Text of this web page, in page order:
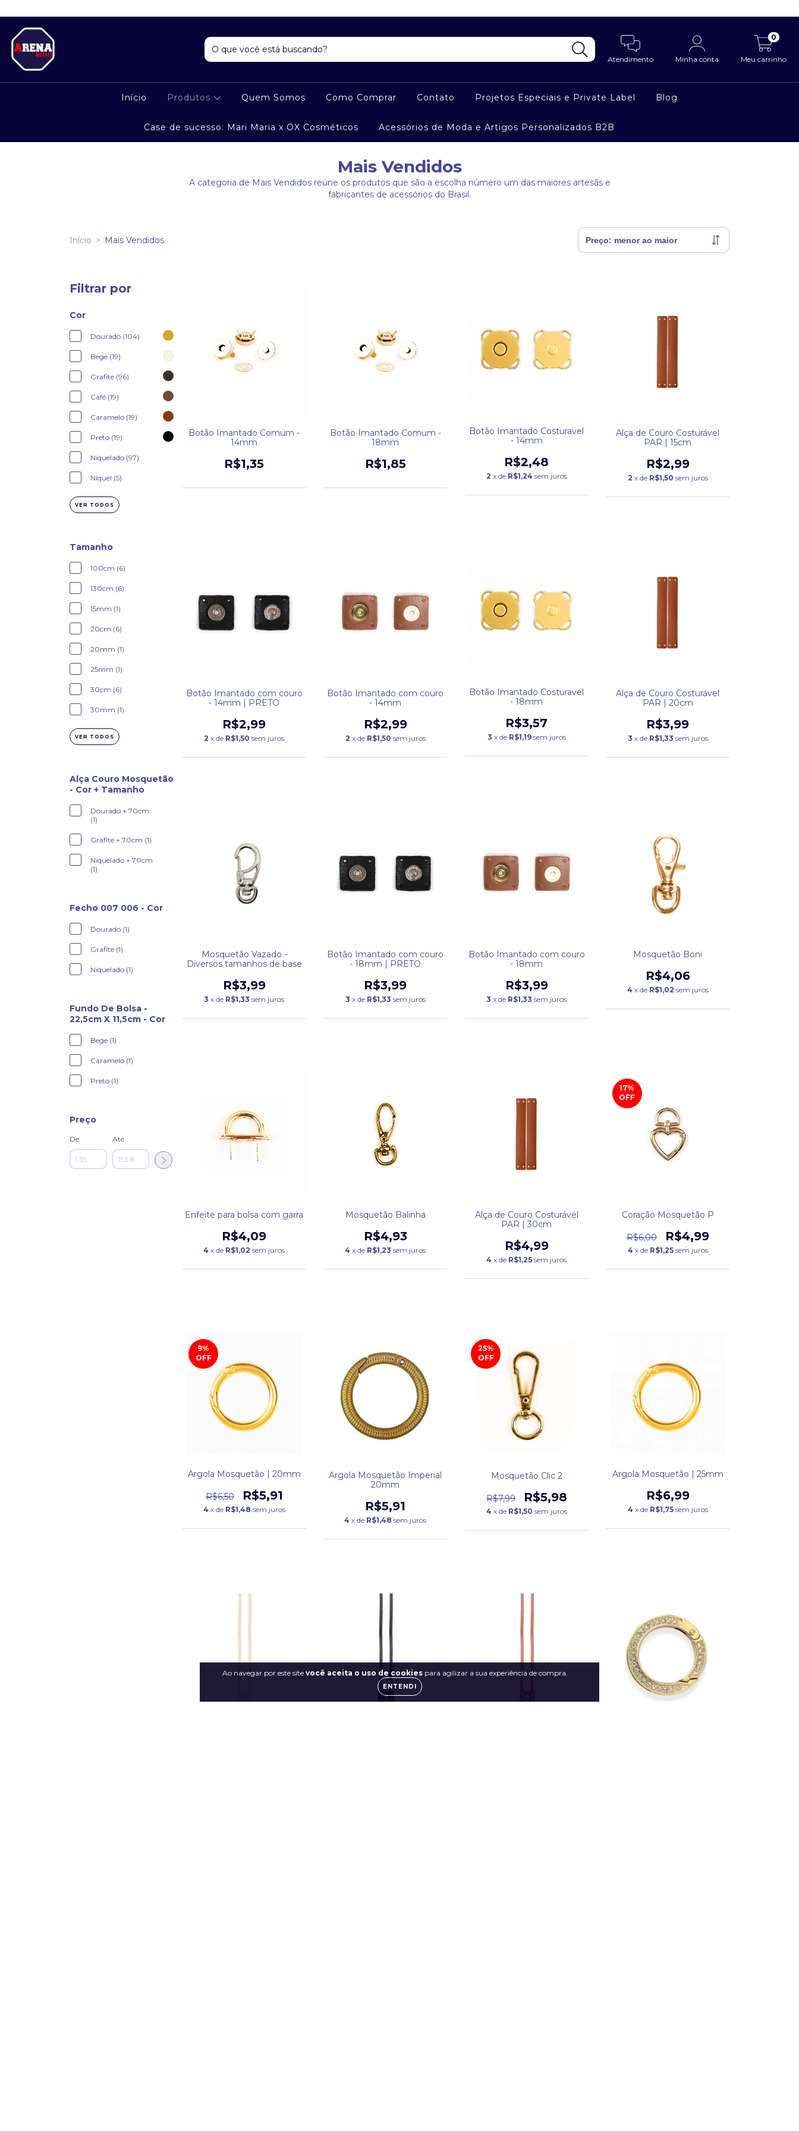
Atendimento Minha conta Meu carrinho
0
Início Produtos Quem Somos Como Comprar Contato Projetos Especiais e Private Label Blog
Case de sucesso: Mari Maria x OX Cosméticos Acessórios de Moda e Artigos Personalizados B2B
Ao navegar por este site você aceita o uso de cookiespara agilizar a sua experiência de compra.
ENTENDI
Mais Vendidos
A categoria de Mais Vendidos reúne os produtos que são a escolha número um das maiores artesãs e
fabricantes de acessórios do Brasil.
Início > Mais Vendidos
Filtrar por
Cor
Dourado (104)
Bege (19)
Grafite (96)
Café (19)
Caramelo (19)
Preto (19)
Niquelado (97)
Níquel (5)
VER TODOS
Tamanho
100cm (6)
130cm (6)
15mm (1)
20cm (6)
20mm (1)
25mm (1)
30cm (6)
30mm (1)
VER TODOS
Alça Couro Mosquetão
- Cor + Tamanho
Dourado + 70cm
(1)
Grafite + 70cm (1)
Niquelado + 70cm
(1)
Fecho 007 006 - Cor
Dourado (1)
Grafite (1)
Niquelado (1)
Fundo De Bolsa -
22,5cm X 11,5cm - Cor
Bege (1)
Caramelo (1)
Preto (1)
Preço
De Até
Botão Imantado Comum -
14mm
R$1,35
Botão Imantado Comum -
18mm
R$1,85
Botão Imantado Costuravel
- 14mm
R$2,48
2 x de R$1,24 sem juros
Alça de Couro Costurável
PAR | 15cm
R$2,99
2 x de R$1,50 sem juros
Botão Imantado com couro
- 14mm | PRETO
R$2,99
2 x de R$1,50 sem juros
Botão Imantado com couro
- 14mm
R$2,99
2 x de R$1,50 sem juros
Botão Imantado Costuravel
- 18mm
R$3,57
3 x de R$1,19 sem juros
Alça de Couro Costurável
PAR | 20cm
R$3,99
3 x de R$1,33 sem juros
Mosquetão Vazado -
Diversos tamanhos de base
R$3,99
3 x de R$1,33 sem juros
Botão Imantado com couro
- 18mm | PRETO
R$3,99
3 x de R$1,33 sem juros
Botão Imantado com couro
- 18mm
R$3,99
3 x de R$1,33 sem juros
Mosquetão Boni
R$4,06
4 x de R$1,02 sem juros
Enfeite para bolsa com garra
R$4,09
4 x de R$1,02 sem juros
Mosquetão Balinha
R$4,93
4 x de R$1,23 sem juros
Alça de Couro Costurável
PAR | 30cm
R$4,99
4 x de R$1,25 sem juros
17%
OFF
Coração Mosquetão P
R$6,00 R$4,99
4 x de R$1,25 sem juros
9%
OFF
Argola Mosquetão | 20mm
R$6,50 R$5,91
4 x de R$1,48 sem juros
Argola Mosquetão Imperial
20mm
R$5,91
4 x de R$1,48 sem juros
25%
OFF
Mosquetão Clic 2
R$7,99 R$5,98
4 x de R$1,50 sem juros
Argola Mosquetão | 25mm
R$6,99
4 x de R$1,75 sem juros